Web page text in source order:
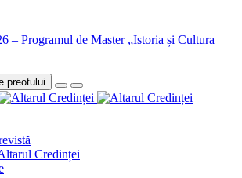
– Programul de Master „Istoria și Cultura
preotului
Credinței